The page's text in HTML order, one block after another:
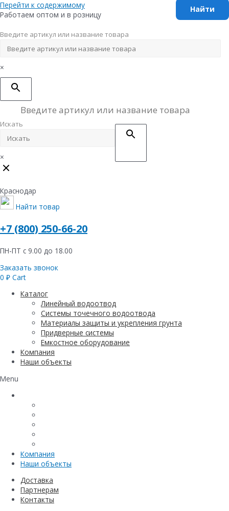
Перейти к содержимому
Работаем оптом и в розницу
Введите артикул или название товара
×
Искать
×
Краснодар
Найти товар
+7 (800) 250-66-20
ПН-ПТ с 9.00 до 18.00
Заказать звонок
0 ₽ Cart
Каталог
Линейный водоотвод
Системы точечного водоотвода
Материалы защиты и укрепления грунта
Придверные системы
Емкостное оборудование
Компания
Наши объекты
Menu
Компания
Наши объекты
Доставка
Партнерам
Контакты